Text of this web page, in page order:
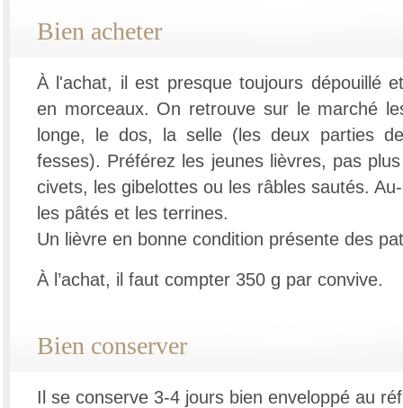
Bien acheter
À l'achat, il est presque toujours dépouillé
en morceaux. On retrouve sur le marché
longe, le dos, la selle (les deux parties
fesses). Préférez les jeunes lièvres, pas
civets, les gibelottes ou les râbles sautés.
les pâtés et les terrines.
Un lièvre en bonne condition présente des
À l’achat, il faut compter 350 g par convive.
Bien conserver
Il se conserve 3-4 jours bien enveloppé au